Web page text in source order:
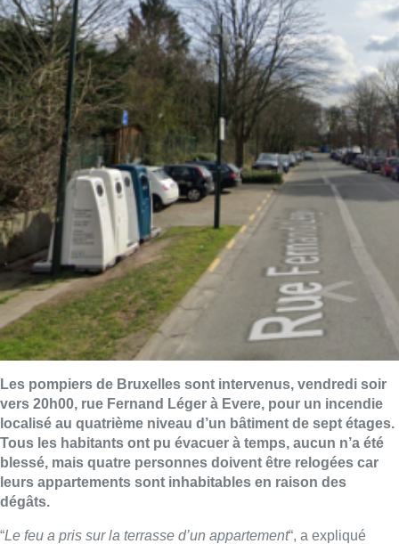
Les pompiers de Bruxelles sont intervenus, vendredi soir
vers 20h00, rue Fernand Léger à Evere, pour un incendie
localisé au quatrième niveau d’un bâtiment de sept étages.
Tous les habitants ont pu évacuer à temps, aucun n’a été
blessé, mais quatre personnes doivent être relogées car
leurs appartements sont inhabitables en raison des
dégâts.
“Le feu a pris sur la terrasse d’un appartement“, a expliqué